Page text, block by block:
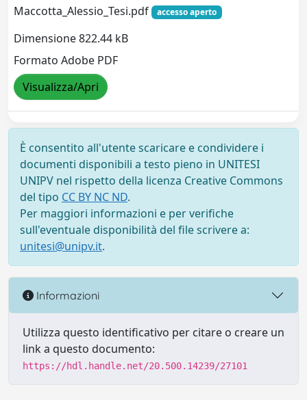
Maccotta_Alessio_Tesi.pdf
accesso aperto
Dimensione 822.44 kB
Formato Adobe PDF
Visualizza/Apri
È consentito all'utente scaricare e condividere i
documenti disponibili a testo pieno in UNITESI
UNIPV nel rispetto della licenza Creative Commons
del tipo CC BY NC ND.
Per maggiori informazioni e per verifiche
sull'eventuale disponibilità del file scrivere a:
unitesi@unipv.it.
Informazioni
Utilizza questo identificativo per citare o creare un
link a questo documento:
https://hdl.handle.net/20.500.14239/27101